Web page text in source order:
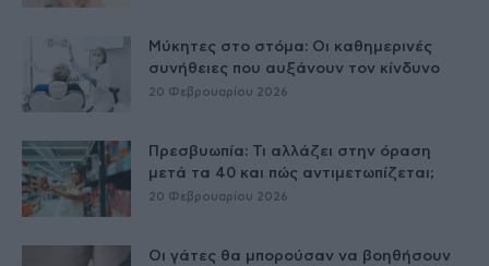
Μύκητες στο στόμα: Οι καθημερινές
συνήθειες που αυξάνουν τον κίνδυνο
20 Φεβρουαρίου 2026
Πρεσβυωπία: Τι αλλάζει στην όραση
μετά τα 40 και πώς αντιμετωπίζεται;
20 Φεβρουαρίου 2026
Οι γάτες θα μπορούσαν να βοηθήσουν